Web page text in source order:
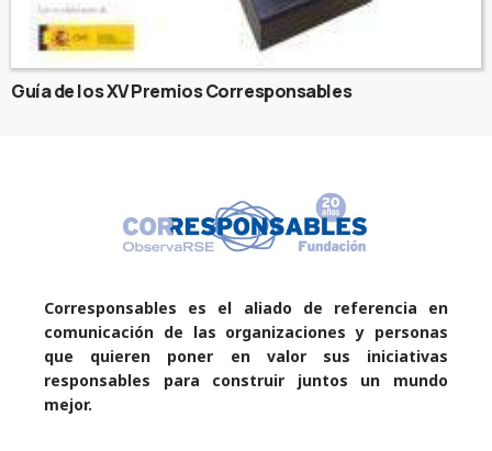
Guía de los XV Premios Corresponsables
Corresponsables es el aliado de referencia en
comunicación de las organizaciones y personas
que quieren poner en valor sus iniciativas
responsables para construir juntos un mundo
mejor.